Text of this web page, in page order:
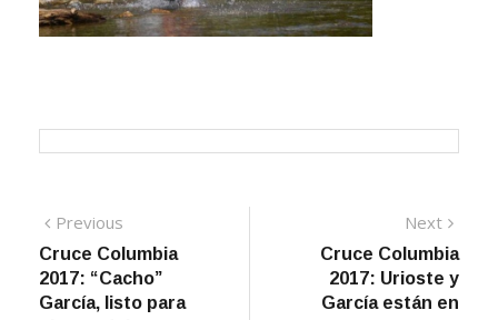
Navegación
de
entradas
Previous
post:
Cruce Columbia
2017: “Cacho”
García, listo para
Next
post:
Cruce Columbia
2017: Urioste y
García están en